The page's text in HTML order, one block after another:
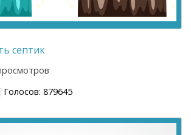
септик
Голосов: 879645